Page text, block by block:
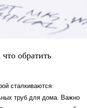
обратить
сталкиваются
труб для дома. Важно